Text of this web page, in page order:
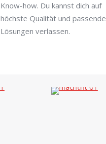
Know-how. Du kannst dich auf
höchste Qualität und passende
Lösungen verlassen.